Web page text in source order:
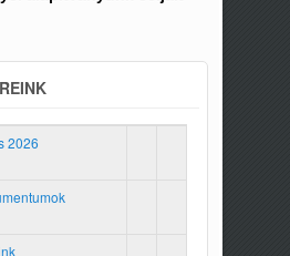
2026